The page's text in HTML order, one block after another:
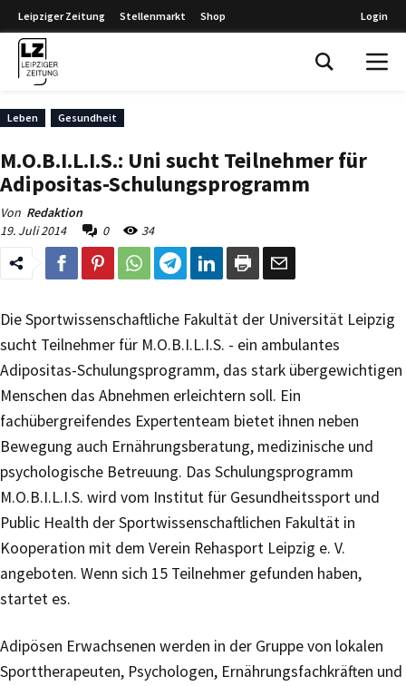
Leipziger Zeitung Stellenmarkt Shop Login
Leben Gesundheit
M.O.B.I.L.I.S.: Uni sucht Teilnehmer für
Adipositas-Schulungsprogramm
Von Redaktion
19. Juli 2014
0 34
Die Sportwissenschaftliche Fakultät der Universität Leipzig
sucht Teilnehmer für M.O.B.I.L.I.S. - ein ambulantes
Adipositas-Schulungsprogramm, das stark übergewichtigen
Menschen das Abnehmen erleichtern soll. Ein
fachübergreifendes Expertenteam bietet ihnen neben
Bewegung auch Ernährungsberatung, medizinische und
psychologische Betreuung. Das Schulungsprogramm
M.O.B.I.L.I.S. wird vom Institut für Gesundheitssport und
Public Health der Sportwissenschaftlichen Fakultät in
Kooperation mit dem Verein Rehasport Leipzig e. V.
angeboten. Wenn sich 15 Teilnehmer gefunden haben,
startet es.
Adipösen Erwachsenen werden in der Gruppe von lokalen
Sporttherapeuten, Psychologen, Ernährungsfachkräften und